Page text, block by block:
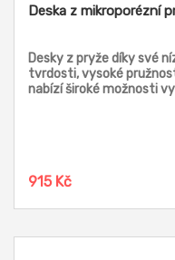
Deska z mikroporézní
Desky z pryže díky své
tvrdosti, vysoké
nabízí široké možnosti
915 Kč